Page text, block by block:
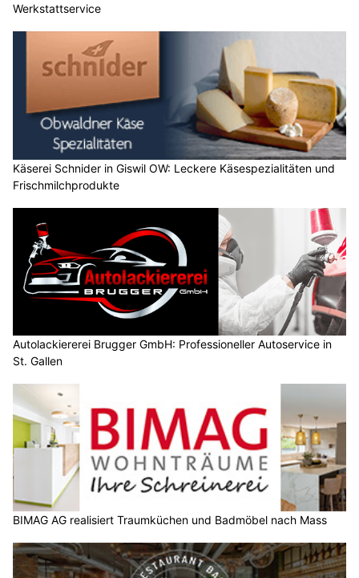
Werkstattservice
Käserei Schnider in Giswil OW: Leckere Käsespezialitäten und
Frischmilchprodukte
Autolackiererei Brugger GmbH: Professioneller Autoservice in
St. Gallen
BIMAG AG realisiert Traumküchen und Badmöbel nach Mass